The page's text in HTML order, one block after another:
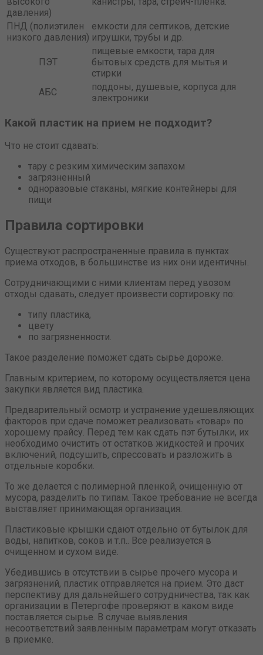
давления)
ПНД (полиэтилен
низкого давления)
емкости для септиков, детские
игрушки, трубы и др.
ПЭТ
пищевые емкости, тара для
бытовых средств для мытья и
стирки
АБС
поддоны, душевые, корпуса для
электроники
Какой пластик на прием не подходит?
Что не стоит сдавать:
тару с резким химическим запахом
загрязненный
одноразовые стаканы, мягкие контейнеры для
пищи
Правила сортировки
Существуют распространенные правила в пунктах
приема отходов, в большинстве из них они идентичны.
Сотрудничающими с ними клиентам перед увозом
отходы сдавать, следует произвести сортировку по:
типу пластика,
цвету
по загрязненности.
Такое разделение поможет сдать сырье дороже.
Главным критерием, по которому осуществляется цена
закупки является вид пластика.
Предварительный осмотр и устранение удешевляющих
факторов при сдаче поможет реализовать «товар» по
хорошему прайсу. Перед тем как сдать пэт бутылки, их
необходимо очистить от остатков жидкостей и прочих
включений, подсушить, спрессовать и разложить в
отдельные коробки.
То же делается с полимерной пленкой, очищенную от
мусора, разделить по типам. Такое требование не всегда
выставляет принимающая организация.
Пластиковые крышки сдают отдельно от бутылок для
воды, напитков, соков и т.п.. Все реализуется в
очищенном и сухом виде.
Убедившись в отсутствии в сырье прочего мусора и
загрязнений, пластик отправляется на прием. Это даст
перспективу для дальнейшего сотрудничества, так как
организации в Петергофе проверяют в каком виде
поставляется сырье. В случае выявления
несоответствий заявленным параметрам могут отказать
в приемке.